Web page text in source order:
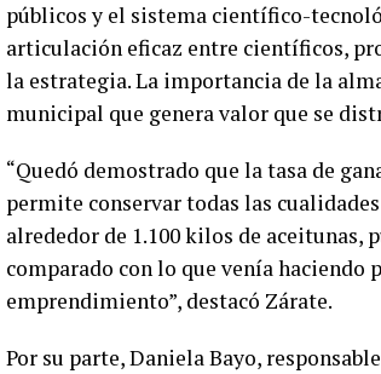
públicos y el sistema científico-
articulación eficaz entre científicos,
la estrategia. La importancia de la
municipal que genera valor que se
“Quedó demostrado que la tasa de
permite conservar todas las
alrededor de 1.100 kilos de aceitunas,
comparado con lo que venía haciendo
emprendimiento”, destacó Zárate.
Por su parte, Daniela Bayo,